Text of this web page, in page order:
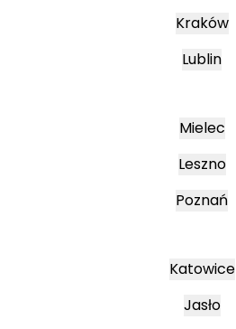
Kraków
Lublin
Mielec
Leszno
Poznań
Katowice
Jasło